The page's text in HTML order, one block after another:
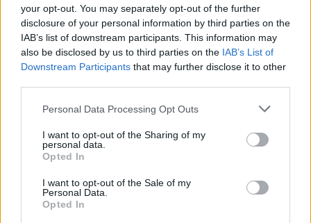
your opt-out. You may separately opt-out of the further
disclosure of your personal information by third parties on the
IAB’s list of downstream participants. This information may
also be disclosed by us to third parties on the IAB’s List of
Downstream Participants that may further disclose it to other
Personal Data Processing Opt Outs
I want to opt-out of the Sharing of my
personal data.
Opted In
I want to opt-out of the Sale of my
Personal Data.
Opted In
Μεγάλη φωτιά στο Μουζάκι Ηλείας
17:20
Πλαστική ρύπανση: Το «παραμελημένο» πρόβλημα στη
διαχείριση των τροφικών αποβλήτων
Πρόλαβαν τη φωτιά στο Κορωπί - Είχε ηχήσει το 112
Ο Νετανιάχου απορρίπτει το σχέδιο Τραμπ για τη Γάζα
Ο Καρέτσας πλήγωσε τον Τζόλη με τρομερό γκολ